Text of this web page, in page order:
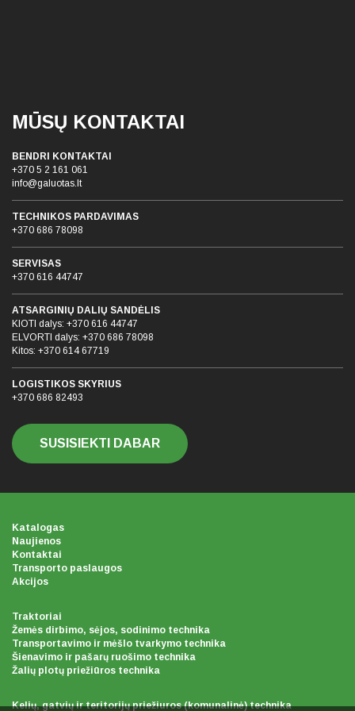
MŪSŲ KONTAKTAI
BENDRI KONTAKTAI
+370 5 2 161 061
info@galuotas.lt
TECHNIKOS PARDAVIMAS
+370 686 78098
SERVISAS
+370 616 44747
ATSARGINIŲ DALIŲ SANDĖLIS
KIOTI dalys: +370 616 44747
ELVORTI dalys: +370 686 78098
Kitos: +370 614 67719
LOGISTIKOS SKYRIUS
+370 686 82493
SUSISIEKTI DABAR
Katalogas
Naujienos
Kontaktai
Transporto paslaugos
Akcijos
Traktoriai
Žemės dirbimo, sėjos, sodinimo technika
Transportavimo ir mėšlo tvarkymo technika
Šienavimo ir pašarų ruošimo technika
Žalių plotų priežiūros technika
Kelių, gatvių ir teritorijų priežiuros (komunalinė) technika